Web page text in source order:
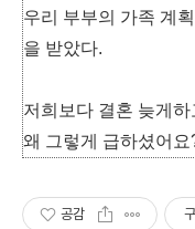
우리 부부의 가족 계
을 받았다.
저희보다 결혼 늦게
왜 그렇게 급하셨어요
공감